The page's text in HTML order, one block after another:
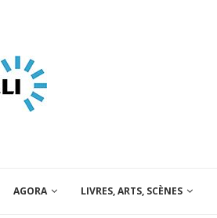
AGORA LIVRES, ARTS, SCÈNES